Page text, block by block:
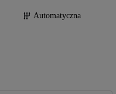
Automatyczna